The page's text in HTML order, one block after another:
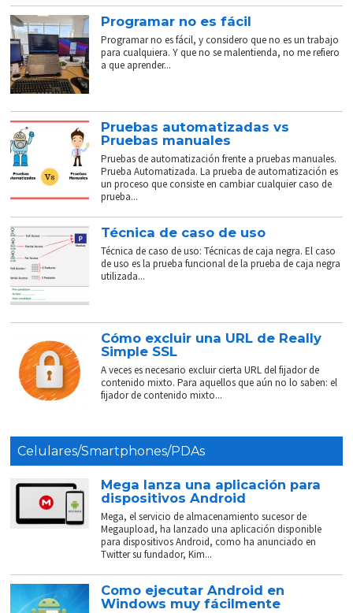
Programar no es fácil
Programar no es fácil, y considero que no es un trabajo
para cualquiera. Y que no se malentienda, no me refiero
a que aprender...
Pruebas automatizadas vs
Pruebas manuales
Pruebas de automatización frente a pruebas manuales.
Prueba Automatizada. La prueba de automatización es
un proceso que consiste en cambiar cualquier caso de
prueba...
Técnica de caso de uso
Técnica de caso de uso: Técnicas de caja negra. El caso
de uso es la prueba funcional de la prueba de caja negra
utilizada...
Cómo excluir una URL de Really
Simple SSL
A veces es necesario excluir cierta URL del fijador de
contenido mixto. Para aquellos que aún no lo saben: el
fijador de contenido mixto...
Celulares/Smartphones/PDAs
Mega lanza una aplicación para
dispositivos Android
Mega, el servicio de almacenamiento sucesor de
Megaupload, ha lanzado una aplicación disponible
para dispositivos Android, como ha anunciado en
Twitter su fundador, Kim...
Como ejecutar Android en
Windows muy fácilmente